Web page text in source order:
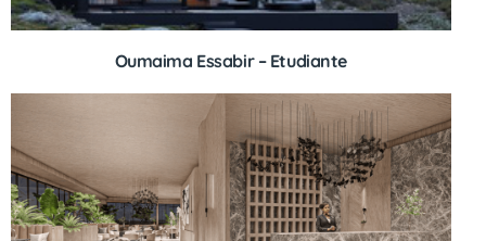
Oumaima Essabir – Etudiante